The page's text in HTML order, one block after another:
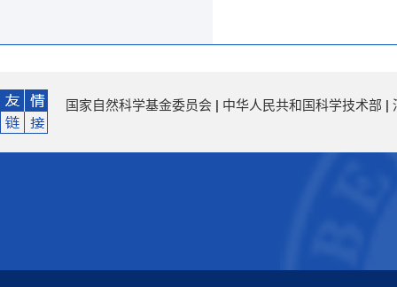
国家自然科学基金委员会 | 中华人民共和国科学技术部 |